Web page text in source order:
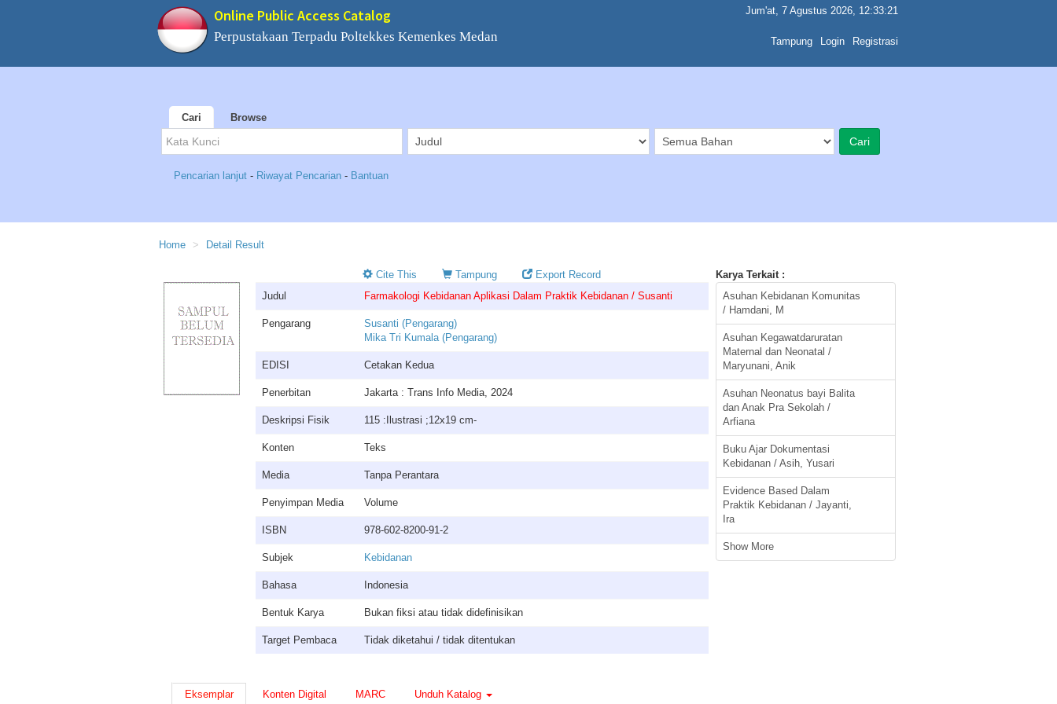
Online Public Access Catalog
Perpustakaan Terpadu Poltekkes Kemenkes Medan
Jum'at, 7 Agustus 2026, 12:33:21
Tampung Login Registrasi
Cari Browse
Pencarian lanjut - Riwayat Pencarian - Bantuan
Home Detail Result
Cite This Tampung
Export Record
Judul
Farmakologi Kebidanan Aplikasi Dalam Praktik Kebidanan / Susanti
Pengarang
Susanti (Pengarang)
Mika Tri Kumala (Pengarang)
EDISI Cetakan Kedua
Penerbitan Jakarta : Trans Info Media, 2024
Deskripsi Fisik 115 :Ilustrasi ;12x19 cm-
Konten Teks
Media Tanpa Perantara
Penyimpan Media Volume
ISBN 978-602-8200-91-2
Subjek Kebidanan
Bahasa Indonesia
Bentuk Karya Bukan fiksi atau tidak didefinisikan
Target Pembaca Tidak diketahui / tidak ditentukan
Eksemplar Konten Digital MARC Unduh Katalog
Karya Terkait :
Asuhan Kebidanan Komunitas
/ Hamdani, M
Asuhan Kegawatdaruratan
Maternal dan Neonatal /
Maryunani, Anik
Asuhan Neonatus bayi Balita
dan Anak Pra Sekolah /
Arfiana
Buku Ajar Dokumentasi
Kebidanan / Asih, Yusari
Evidence Based Dalam
Praktik Kebidanan / Jayanti,
Ira
Show More